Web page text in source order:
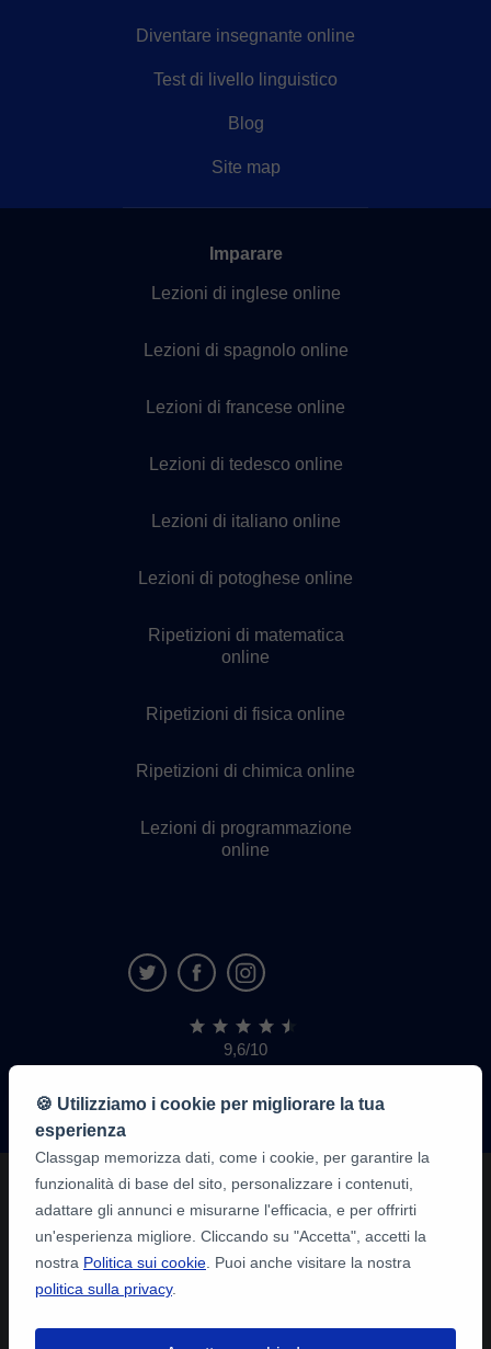
Diventare insegnante online
Test di livello linguistico
Blog
Site map
Imparare
Lezioni di inglese online
Lezioni di spagnolo online
Lezioni di francese online
Lezioni di tedesco online
Lezioni di italiano online
Lezioni di potoghese online
Ripetizioni di matematica
online
Ripetizioni di fisica online
Ripetizioni di chimica online
Lezioni di programmazione
online
9,6/10
1.339.284
recensioni
di
alunni
🍪 Utilizziamo i cookie per migliorare la tua
esperienza
Classgap memorizza dati, come i cookie, per garantire la
funzionalità di base del sito, personalizzare i contenuti,
adattare gli annunci e misurarne l'efficacia, e per offrirti
un'esperienza migliore. Cliccando su "Accetta", accetti la
nostra Politica sui cookie . Puoi anche visitare la nostra
politica sulla privacy.